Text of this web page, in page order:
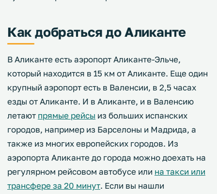
Как добраться до Аликанте
В Аликанте есть аэропорт Аликанте-Эльче,
который находится в 15 км от Аликанте. Еще один
крупный аэропорт есть в Валенсии, в 2,5 часах
езды от Аликанте. И в Аликанте, и в Валенсию
летают прямые рейсы из больших испанских
городов, например из Барселоны и Мадрида, а
также из многих европейских городов. Из
аэропорта Аликанте до города можно доехать на
регулярном рейсовом автобусе или на такси или
трансфере за 20 минут. Если вы нашли